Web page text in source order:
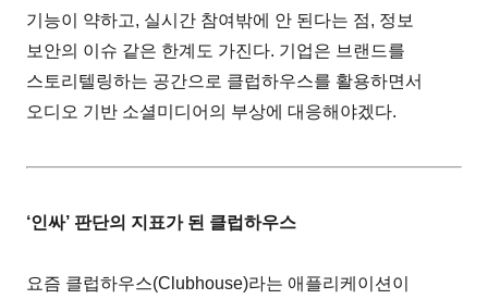
기능이 약하고, 실시간 참여밖에 안 된다는 점, 정보
보안의 이슈 같은 한계도 가진다. 기업은 브랜드를
스토리텔링하는 공간으로 클럽하우스를 활용하면서
오디오 기반 소셜미디어의 부상에 대응해야겠다.
‘인싸’ 판단의 지표가 된 클럽하우스
요즘 클럽하우스(Clubhouse)라는 애플리케이션이